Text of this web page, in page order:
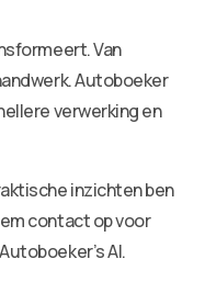
Van
Autoboeker
verwerking en
inzichten ben
contact op voor
AI.